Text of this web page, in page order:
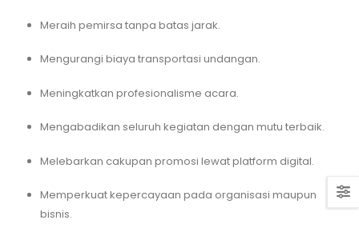
Meraih pemirsa tanpa batas jarak.
Mengurangi biaya transportasi undangan.
Meningkatkan profesionalisme acara.
Mengabadikan seluruh kegiatan dengan mutu terbaik.
Melebarkan cakupan promosi lewat platform digital.
Memperkuat kepercayaan pada organisasi maupun
bisnis.